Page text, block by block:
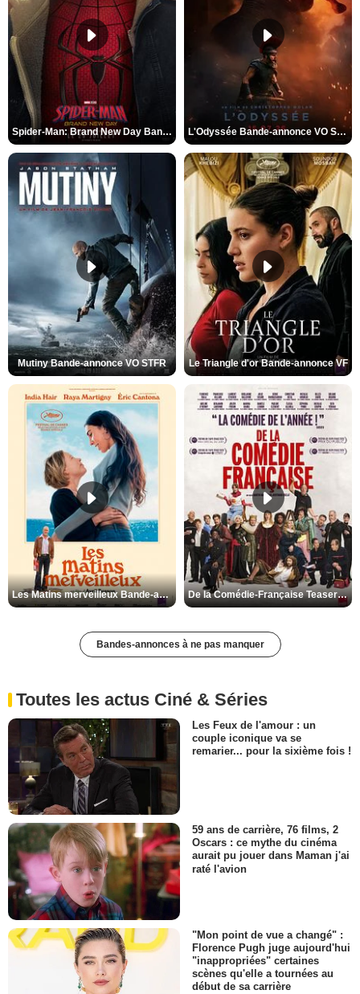
Spider-Man: Brand New Day Bande-annonce VO STFR L'Odyssée Bande-annonce VO STFR
Mutiny Bande-annonce VO STFR Le Triangle d'or Bande-annonce VF
Les Matins merveilleux Bande-annonce VF De la Comédie-Française Teaser VF
Bandes-annonces à ne pas manquer
Toutes les actus Ciné & Séries
Les Feux de l'amour : un
couple iconique va se
remarier... pour la sixième fois !
59 ans de carrière, 76 films, 2
Oscars : ce mythe du cinéma
aurait pu jouer dans Maman j'ai
raté l'avion
"Mon point de vue a changé" :
Florence Pugh juge aujourd'hui
"inappropriées" certaines
scènes qu'elle a tournées au
début de sa carrière